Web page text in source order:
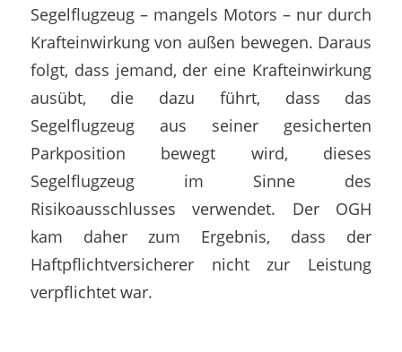
Segelflugzeug – mangels Motors – nur durch
Krafteinwirkung von außen bewegen. Daraus
folgt, dass jemand, der eine Krafteinwirkung
ausübt, die dazu führt, dass das
Segelflugzeug aus seiner gesicherten
Parkposition bewegt wird, dieses
Segelflugzeug im Sinne des
Risikoausschlusses verwendet. Der OGH
kam daher zum Ergebnis, dass der
Haftpflichtversicherer nicht zur Leistung
verpflichtet war.